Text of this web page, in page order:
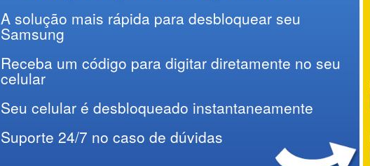
A solução mais rápida para desbloquear seu
Samsung
Receba um código para digitar diretamente no seu
celular
Seu celular é desbloqueado instantaneamente
Suporte 24/7 no caso de dúvidas